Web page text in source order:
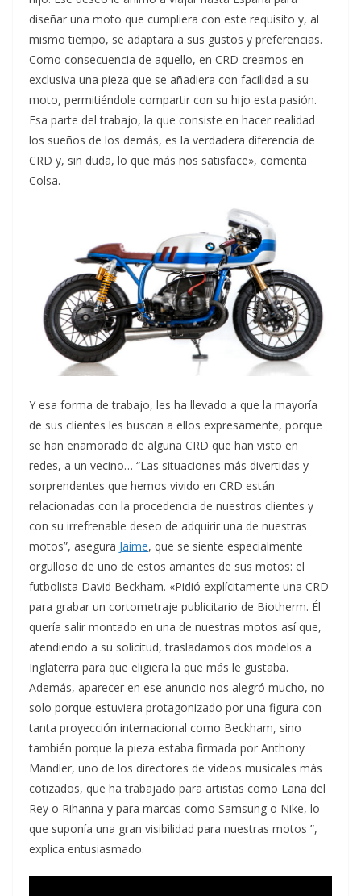
diseñar una moto que cumpliera con este requisito y, al
mismo tiempo, se adaptara a sus gustos y preferencias.
Como consecuencia de aquello, en CRD creamos en
exclusiva una pieza que se añadiera con facilidad a su
moto, permitiéndole compartir con su hijo esta pasión.
Esa parte del trabajo, la que consiste en hacer realidad
los sueños de los demás, es la verdadera diferencia de
CRD y, sin duda, lo que más nos satisface», comenta
Colsa.
Y esa forma de trabajo, les ha llevado a que la mayoría
de sus clientes les buscan a ellos expresamente, porque
se han enamorado de alguna CRD que han visto en
redes, a un vecino… “Las situaciones más divertidas y
sorprendentes que hemos vivido en CRD están
relacionadas con la procedencia de nuestros clientes y
con su irrefrenable deseo de adquirir una de nuestras
motos”, asegura Jaime, que se siente especialmente
orgulloso de uno de estos amantes de sus motos: el
futbolista David Beckham. «Pidió explícitamente una CRD
para grabar un cortometraje publicitario de Biotherm. Él
quería salir montado en una de nuestras motos así que,
atendiendo a su solicitud, trasladamos dos modelos a
Inglaterra para que eligiera la que más le gustaba.
Además, aparecer en ese anuncio nos alegró mucho, no
solo porque estuviera protagonizado por una figura con
tanta proyección internacional como Beckham, sino
también porque la pieza estaba firmada por Anthony
Mandler, uno de los directores de videos musicales más
cotizados, que ha trabajado para artistas como Lana del
Rey o Rihanna y para marcas como Samsung o Nike, lo
que suponía una gran visibilidad para nuestras motos ”,
explica entusiasmado.